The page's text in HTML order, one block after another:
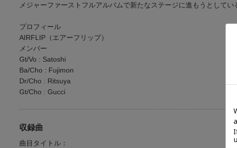
メジャーファーストフルアルバムで新たなステージに進もうとしてい
プロフィール
AIRFLIP（エアーフリップ）
メンバー
Gt/Vo : Satoshi
Ba/Cho : Fujimon
Dr/Cho : Ritsuya
Gt/Cho : Gucci
収録曲
曲目タイトル：